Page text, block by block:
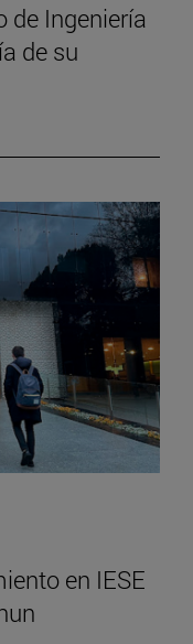
de Ingeniería
de su
en IESE